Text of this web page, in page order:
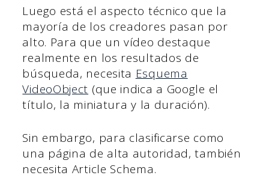
Luego está el aspecto técnico que la
mayoría de los creadores pasan por
alto. Para que un vídeo destaque
realmente en los resultados de
búsqueda, necesita Esquema
VideoObject (que indica a Google el
título, la miniatura y la duración).
Sin embargo, para clasificarse como
una página de alta autoridad, también
necesita Article Schema.